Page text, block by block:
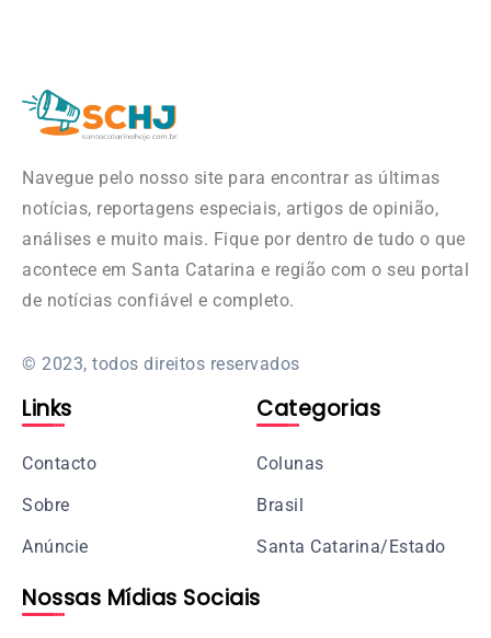
Navegue pelo nosso site para encontrar as últimas
notícias, reportagens especiais, artigos de opinião,
análises e muito mais. Fique por dentro de tudo o que
acontece em Santa Catarina e região com o seu portal
de notícias confiável e completo.
© 2023, todos direitos reservados
Links
Contacto
Sobre
Anúncie
Categorias
Colunas
Brasil
Santa Catarina/Estado
Nossas Mídias Sociais